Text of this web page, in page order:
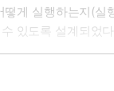
게 실행하는지(실
있도록 설계되었다.